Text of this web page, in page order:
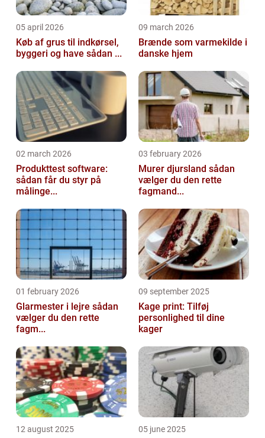
05 april 2026
Køb af grus til indkørsel,
byggeri og have sådan ...
09 march 2026
Brænde som varmekilde i
danske hjem
02 march 2026
Produkttest software:
sådan får du styr på
målinge...
03 february 2026
Murer djursland sådan
vælger du den rette
fagmand...
01 february 2026
Glarmester i lejre sådan
vælger du den rette
fagm...
09 september 2025
Kage print: Tilføj
personlighed til dine
kager
12 august 2025 05 june 2025